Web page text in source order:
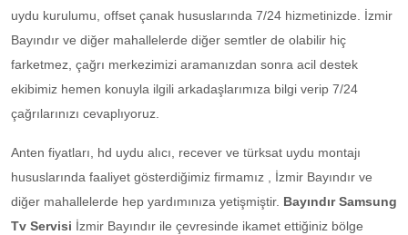
uydu kurulumu, offset çanak hususlarında 7/24 hizmetinizde. İzmir
Bayındır ve diğer mahallelerde diğer semtler de olabilir hiç
farketmez, çağrı merkezimizi aramanızdan sonra acil destek
ekibimiz hemen konuyla ilgili arkadaşlarımıza bilgi verip 7/24
çağrılarınızı cevaplıyoruz.
Anten fiyatları, hd uydu alıcı, recever ve türksat uydu montajı
hususlarında faaliyet gösterdiğimiz firmamız , İzmir Bayındır ve
diğer mahallelerde hep yardımınıza yetişmiştir. Bayındır Samsung
Tv Servisi İzmir Bayındır ile çevresinde ikamet ettiğiniz bölge